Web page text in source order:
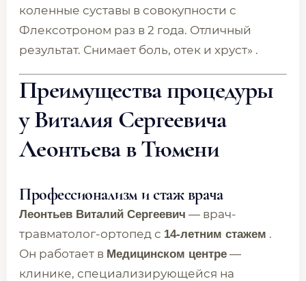
коленные суставы в совокупности с
Флексотроном раз в 2 года. Отличный
результат. Снимает боль, отек и хруст» .
Преимущества процедуры
у Виталия Сергеевича
Леонтьева в Тюмени
Профессионализм и стаж врача
Леонтьев Виталий Сергеевич — врач-
травматолог-ортопед с 14-летним стажем .
Он работает в Медицинском центре —
клинике, специализирующейся на